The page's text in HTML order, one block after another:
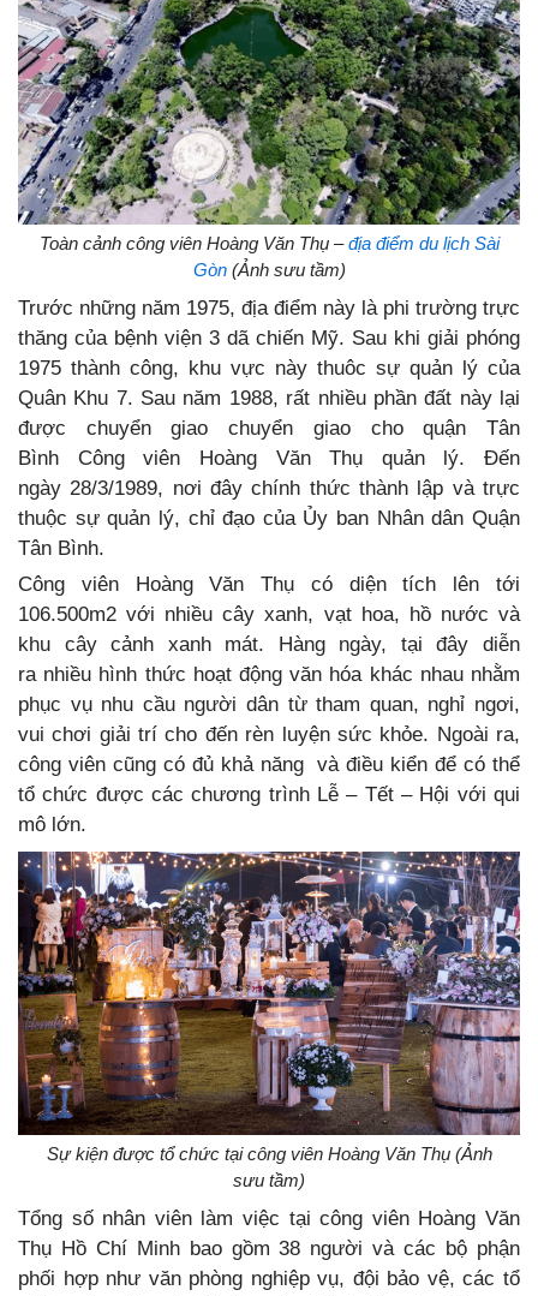
Toàn cảnh công viên Hoàng Văn Thụ –địa điểm du lịch Sài
Gòn(Ảnh sưu tầm)
Trước những năm 1975, địa điểm này là phi trường trực
thăng của bệnh viện 3 dã chiến Mỹ. Sau khi giải phóng
1975 thành công, khu vực này thuôc sự quản lý của
Quân Khu 7. Sau năm 1988, rất nhiều phần đất này lại
được chuyển giao chuyển giao cho quận Tân
Bình Công viên Hoàng Văn Thụ quản lý. Đến
ngày 28/3/1989, nơi đây chính thức thành lập và trực
thuộc sự quản lý, chỉ đạo của Ủy ban Nhân dân Quận
Tân Bình.
Công viên Hoàng Văn Thụ có diện tích lên tới
106.500m2 với nhiều cây xanh, vạt hoa, hồ nước và
khu cây cảnh xanh mát. Hàng ngày, tại đây diễn
ra nhiều hình thức hoạt động văn hóa khác nhau nhằm
phục vụ nhu cầu người dân từ tham quan, nghỉ ngơi,
vui chơi giải trí cho đến rèn luyện sức khỏe. Ngoài ra,
công viên cũng có đủ khả năng và điều kiển để có thể
tổ chức được các chương trình Lễ – Tết – Hội với qui
mô lớn.
Sự kiện được tổ chức tại công viên Hoàng Văn Thụ (Ảnh
sưu tầm)
Tổng số nhân viên làm việc tại công viên Hoàng Văn
Thụ Hồ Chí Minh bao gồm 38 người và các bộ phận
phối hợp như văn phòng nghiệp vụ, đội bảo vệ, các tổ